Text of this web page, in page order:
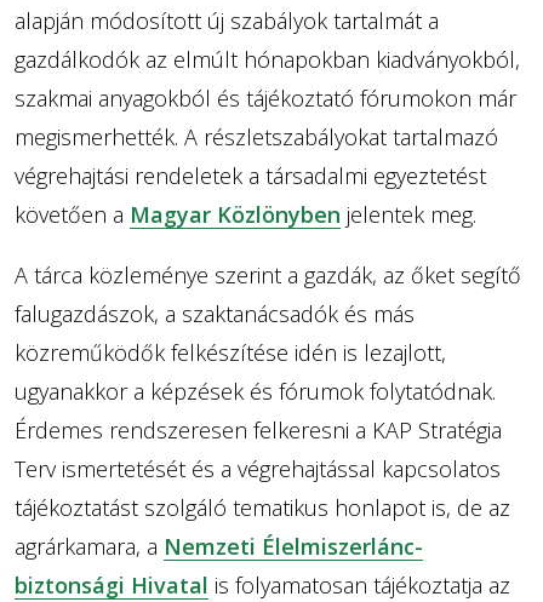
alapján módosított új szabályok tartalmát a
gazdálkodók az elmúlt hónapokban kiadványokból,
szakmai anyagokból és tájékoztató fórumokon már
megismerhették. A részletszabályokat tartalmazó
végrehajtási rendeletek a társadalmi egyeztetést
követően a Magyar Közlönyben jelentek meg.
A tárca közleménye szerint a gazdák, az őket segítő
falugazdászok, a szaktanácsadók és más
közreműködők felkészítése idén is lezajlott,
ugyanakkor a képzések és fórumok folytatódnak.
Érdemes rendszeresen felkeresni a KAP Stratégia
Terv ismertetését és a végrehajtással kapcsolatos
tájékoztatást szolgáló tematikus honlapot is, de az
agrárkamara, a Nemzeti Élelmiszerlánc-
biztonsági Hivatal is folyamatosan tájékoztatja az